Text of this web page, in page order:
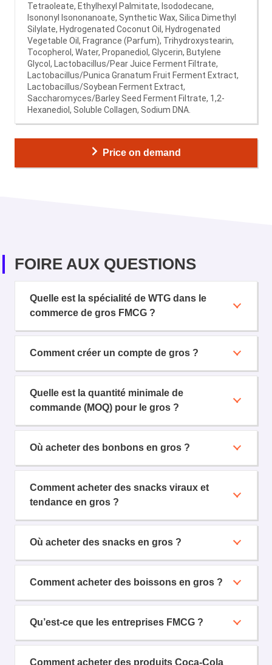
Tetraoleate, Ethylhexyl Palmitate, Isododecane,
Isononyl Isononanoate, Synthetic Wax, Silica Dimethyl
Silylate, Hydrogenated Coconut Oil, Hydrogenated
Vegetable Oil, Fragrance (Parfum), Trihydroxystearin,
Tocopherol, Water, Propanediol, Glycerin, Butylene
Glycol, Lactobacillus/Pear Juice Ferment Filtrate,
Lactobacillus/Punica Granatum Fruit Ferment Extract,
Lactobacillus/Soybean Ferment Extract,
Saccharomyces/Barley Seed Ferment Filtrate, 1,2-
Hexanediol, Soluble Collagen, Sodium DNA.
Price on demand
FOIRE AUX QUESTIONS
Quelle est la spécialité de WTG dans le
commerce de gros FMCG ?
Comment créer un compte de gros ?
Quelle est la quantité minimale de
commande (MOQ) pour le gros ?
Où acheter des bonbons en gros ?
Comment acheter des snacks viraux et
tendance en gros ?
Où acheter des snacks en gros ?
Comment acheter des boissons en gros ?
Qu’est-ce que les entreprises FMCG ?
Comment acheter des produits Coca-Cola